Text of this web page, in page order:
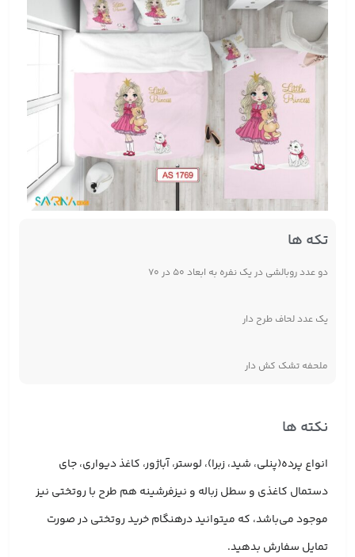
تکه ها
دو عدد روبالشی در یک نفره به ابعاد ۵۰ در ۷۰
یک عدد لحاف طرح دار
ملحفه تشک کش دار
نکته ها
انواع پرده(پنلی، شید، زبرا)، لوستر، آباژور، کاغذ دیواری، جای
دستمال کاغذی و سطل زباله و نیزفرشینه هم طرح با روتختی نیز
موجود می‌باشد، که میتوانید درهنگام خرید روتختی در صورت
تمایل سفارش بدهید.